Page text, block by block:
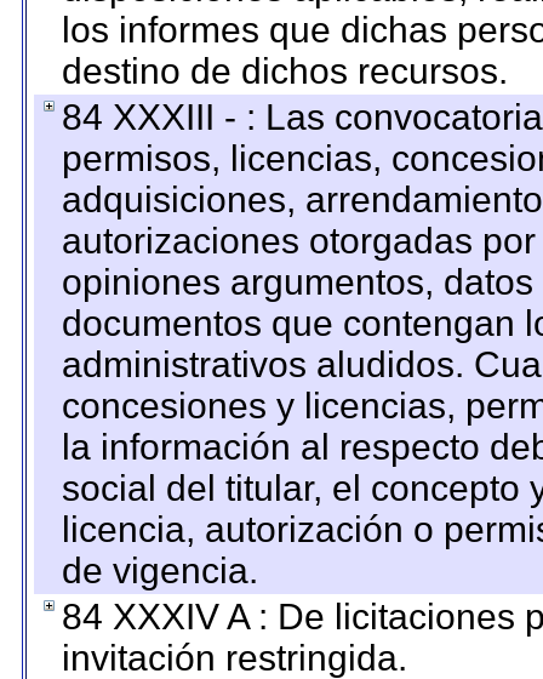
los informes que dichas
destino de dichos recursos.
84 XXXIII - : Las
permisos, licencias,
adquisiciones,
autorizaciones otorgadas
opiniones argumentos,
documentos que contengan
administrativos aludidos.
concesiones y licencias,
la información al respecto
social del titular, el concepto
licencia, autorización o
de vigencia.
84 XXXIV A : De licitaciones
invitación restringida.